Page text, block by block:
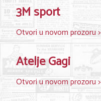
Nega lica i tela
Shopping
Sve za venčanje
Sve za decu
Gastronomija
3M sport
Otvori u novom prozoru >
Atelje Gagi
Otvori u novom prozoru >